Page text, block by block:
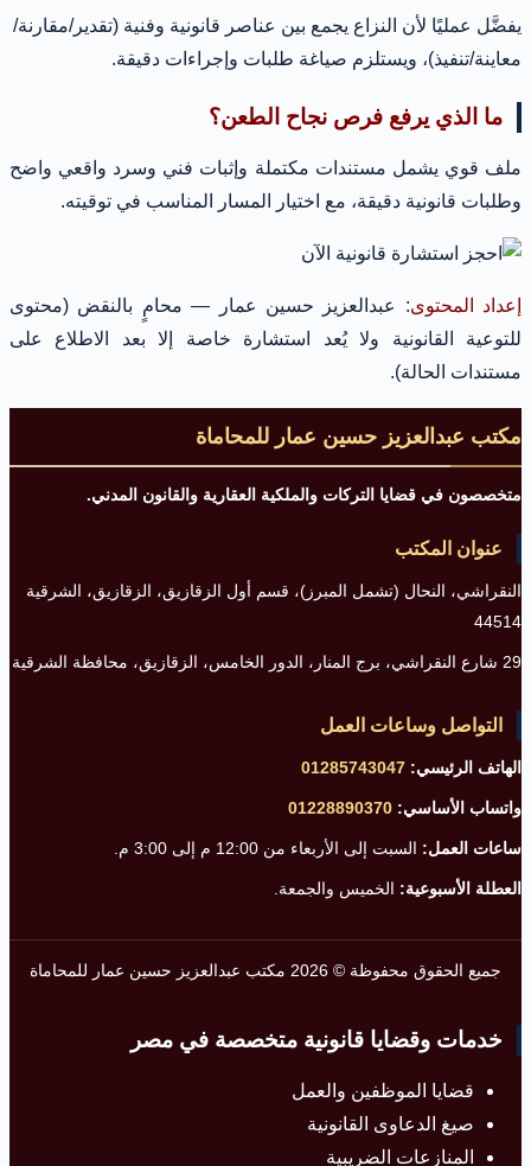
يفضَّل عمليًا لأن النزاع يجمع بين عناصر قانونية وفنية (تقدير/مقارنة/
معاينة/تنفيذ)، ويستلزم صياغة طلبات وإجراءات دقيقة.
ما الذي يرفع فرص نجاح الطعن؟
ملف قوي يشمل مستندات مكتملة وإثبات فني وسرد واقعي واضح
وطلبات قانونية دقيقة، مع اختيار المسار المناسب في توقيته.
إعداد المحتوى: عبدالعزيز حسين عمار — محامٍ بالنقض (محتوى
للتوعية القانونية ولا يُعد استشارة خاصة إلا بعد الاطلاع على
مستندات الحالة).
مكتب عبدالعزيز حسين عمار للمحاماة
متخصصون في قضايا التركات والملكية العقارية والقانون المدني.
عنوان المكتب
النقراشي، النحال (تشمل المبرز)، قسم أول الزقازيق، الزقازيق، الشرقية
44514
29 شارع النقراشي، برج المنار، الدور الخامس، الزقازيق، محافظة الشرقية
التواصل وساعات العمل
الهاتف الرئيسي: 01285743047
واتساب الأساسي: 01228890370
ساعات العمل: السبت إلى الأربعاء من 12:00 م إلى 3:00 م.
العطلة الأسبوعية: الخميس والجمعة.
جميع الحقوق محفوظة © 2026 مكتب عبدالعزيز حسين عمار للمحاماة
خدمات وقضايا قانونية متخصصة في مصر
قضايا الموظفين والعمل
صيغ الدعاوى القانونية
المنازعات الضريبية